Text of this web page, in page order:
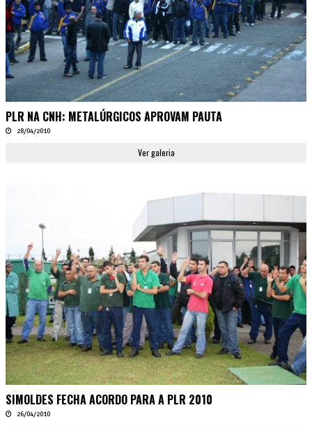
PLR NA CNH: METALÚRGICOS APROVAM PAUTA
28/04/2010
Ver galeria
SIMOLDES FECHA ACORDO PARA A PLR 2010
26/04/2010